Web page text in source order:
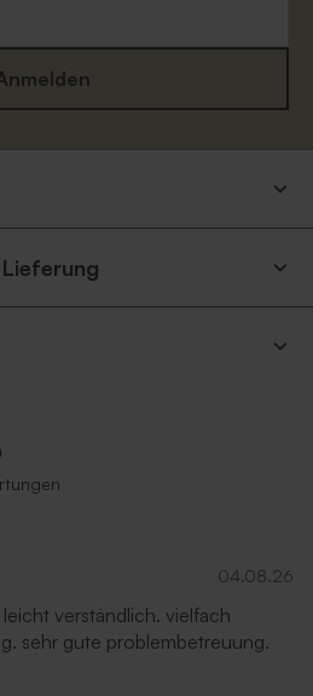
04.08.26
verständlich. vielfach
sehr gute problembetreuung.